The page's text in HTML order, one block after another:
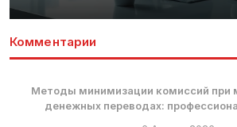
Комментарии
Методы минимизации комиссий
денежных переводах: